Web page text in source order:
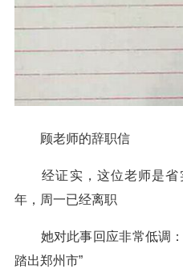
顾老师的辞职信
经证实，这位老师是省
年，周一已经离职
她对此事回应非常低调：
踏出郑州市”